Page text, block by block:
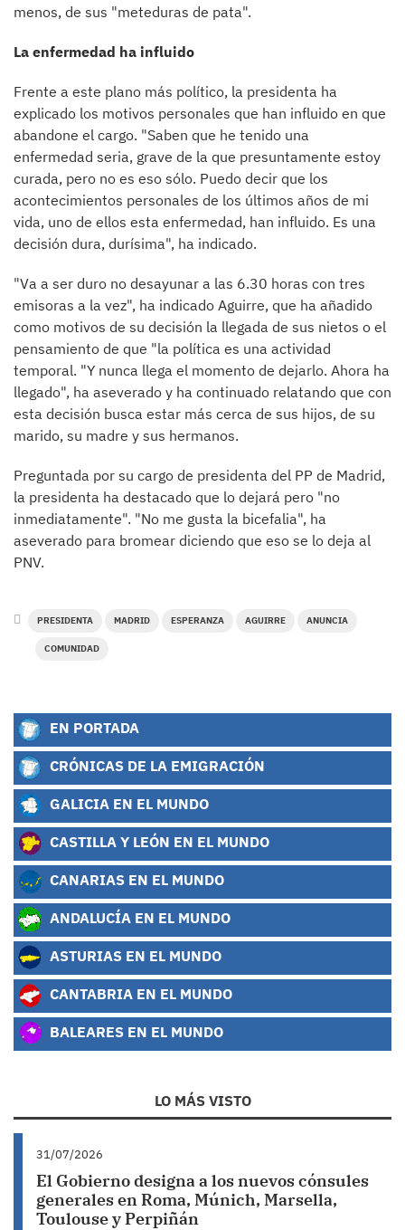
menos, de sus "meteduras de pata".
La enfermedad ha influido
Frente a este plano más político, la presidenta ha
explicado los motivos personales que han influido en que
abandone el cargo. "Saben que he tenido una
enfermedad seria, grave de la que presuntamente estoy
curada, pero no es eso sólo. Puedo decir que los
acontecimientos personales de los últimos años de mi
vida, uno de ellos esta enfermedad, han influido. Es una
decisión dura, durísima", ha indicado.
"Va a ser duro no desayunar a las 6.30 horas con tres
emisoras a la vez", ha indicado Aguirre, que ha añadido
como motivos de su decisión la llegada de sus nietos o el
pensamiento de que "la política es una actividad
temporal. "Y nunca llega el momento de dejarlo. Ahora ha
llegado", ha aseverado y ha continuado relatando que con
esta decisión busca estar más cerca de sus hijos, de su
marido, su madre y sus hermanos.
Preguntada por su cargo de presidenta del PP de Madrid,
la presidenta ha destacado que lo dejará pero "no
inmediatamente". "No me gusta la bicefalia", ha
aseverado para bromear diciendo que eso se lo deja al
PNV.
PRESIDENTA MADRID ESPERANZA AGUIRRE ANUNCIA
COMUNIDAD
EN PORTADA
CRÓNICAS DE LA EMIGRACIÓN
GALICIA EN EL MUNDO
CASTILLA Y LEÓN EN EL MUNDO
CANARIAS EN EL MUNDO
ANDALUCÍA EN EL MUNDO
ASTURIAS EN EL MUNDO
CANTABRIA EN EL MUNDO
BALEARES EN EL MUNDO
LO MÁS VISTO
31/07/2026
El Gobierno designa a los nuevos cónsules
generales en Roma, Múnich, Marsella,
Toulouse y Perpiñán